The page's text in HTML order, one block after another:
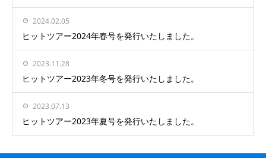
2024.02.05
ヒットツアー2024年春号を発行いたしました。
2023.11.28
ヒットツアー2023年冬号を発行いたしました。
2023.07.13
ヒットツアー2023年夏号を発行いたしました。